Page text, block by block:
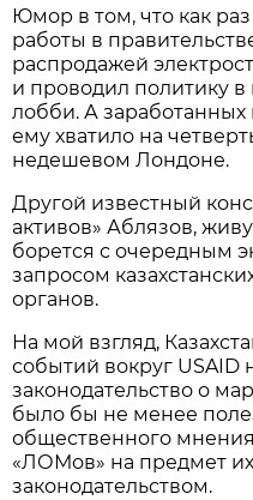
Юмор в том, что как
работы в
распродажей
и проводил политику в
лобби. А
ему хватило на
недешевом Лондоне.
Другой известный
активов» Аблязов,
борется с очередным
запросом
органов.
На мой взгляд,
событий вокруг USAID
законодательство о
было бы не менее
общественного
«ЛОМов» на предмет
законодательством.